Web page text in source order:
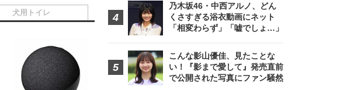
犬用トイレ
乃木坂46・中西アルノ、どん
くさすぎる浴衣動画にネット
「相変わらず」「嘘でしょ…」
こんな影山優佳、見たことな
い！『影まで愛して』発売直前
で公開された写真にファン騒然